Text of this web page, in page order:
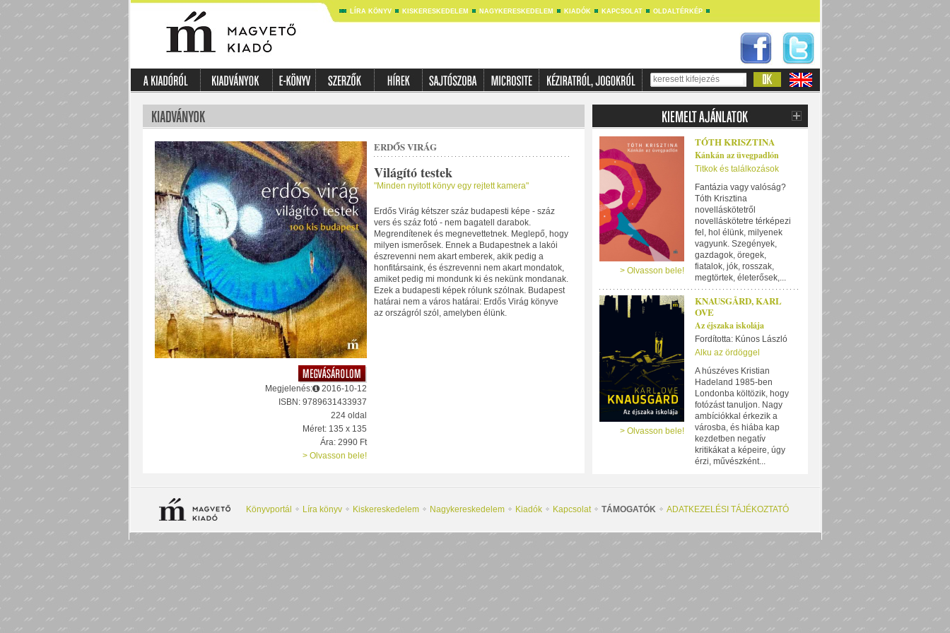
LÍRA KÖNYV KISKERESKEDELEM NAGYKERESKEDELEM KIADÓK KAPCSOLAT OLDALTÉRKÉP
Megjelenés:
2016-10-12
ISBN: 9789631433937
224 oldal
Méret: 135 x 135
Ára: 2990 Ft
> Olvasson bele!
ERDŐS VIRÁG
Világító testek
"Minden nyitott könyv egy rejtett kamera"
Erdős Virág kétszer száz budapesti képe - száz
vers és száz fotó - nem bagatell darabok.
Megrendítenek és megnevettetnek. Meglepő, hogy
milyen ismerősek. Ennek a Budapestnek a lakói
észrevenni nem akart emberek, akik pedig a
honfitársaink, és észrevenni nem akart mondatok,
amiket pedig mi mondunk ki és nekünk mondanak.
Ezek a budapesti képek rólunk szólnak. Budapest
határai nem a város határai: Erdős Virág könyve
az országról szól, amelyben élünk.
> Olvasson bele!
TÓTH KRISZTINA
Kánkán az üvegpadlón
Titkok és találkozások
Fantázia vagy valóság?
Tóth Krisztina
novelláskötetről
novelláskötetre térképezi
fel, hol élünk, milyenek
vagyunk. Szegények,
gazdagok, öregek,
fiatalok, jók, rosszak,
megtörtek, életerősek,...
> Olvasson bele!
KNAUSGÅRD, KARL
OVE
Az éjszaka iskolája
Fordította: Kúnos László
Alku az ördöggel
A húszéves Kristian
Hadeland 1985-ben
Londonba költözik, hogy
fotózást tanuljon. Nagy
ambíciókkal érkezik a
városba, és hiába kap
kezdetben negatív
kritikákat a képeire, úgy
érzi, művészként...
Könyvportál Líra könyv Kiskereskedelem Nagykereskedelem Kiadók Kapcsolat TÁMOGATÓK ADATKEZELÉSI TÁJÉKOZTATÓ